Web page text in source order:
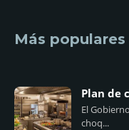
Más populares
Plan de
El
choq...